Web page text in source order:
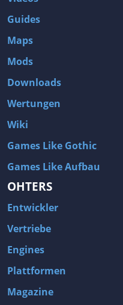
Guides
Maps
Mods
Downloads
Wertungen
Wiki
Games Like Gothic
Games Like Aufbau
OHTERS
Entwickler
Vertriebe
Engines
Plattformen
Magazine